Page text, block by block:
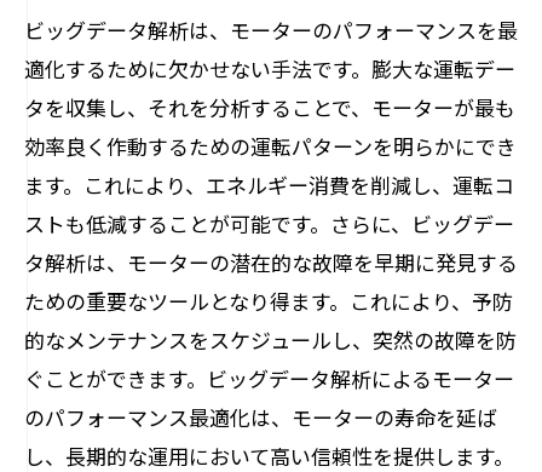
ビッグデータ解析は、モーターのパフォーマンスを最
適化するために欠かせない手法です。膨大な運転デー
タを収集し、それを分析することで、モーターが最も
効率良く作動するための運転パターンを明らかにでき
ます。これにより、エネルギー消費を削減し、運転コ
ストも低減することが可能です。さらに、ビッグデー
タ解析は、モーターの潜在的な故障を早期に発見する
ための重要なツールとなり得ます。これにより、予防
的なメンテナンスをスケジュールし、突然の故障を防
ぐことができます。ビッグデータ解析によるモーター
のパフォーマンス最適化は、モーターの寿命を延ば
し、長期的な運用において高い信頼性を提供します。